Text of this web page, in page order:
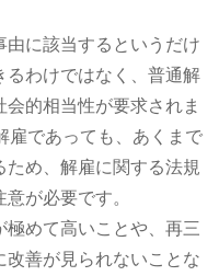
に該当するというだけ
るわけではなく、普通解
的相当性が要求されま
雇であっても、あくまで
ため、解雇に関する法規
が必要です。
めて高いことや、再三
善が見られないことな